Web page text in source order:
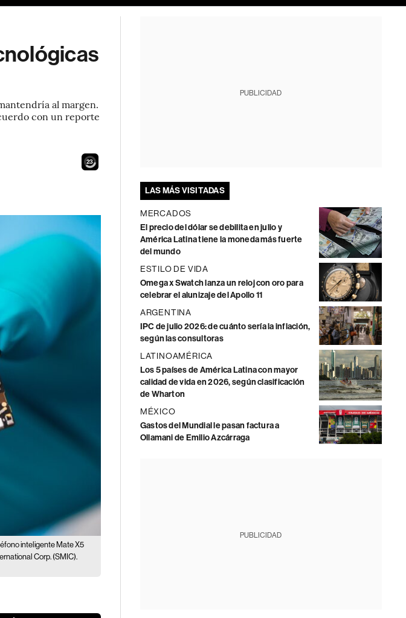
al margen.
con un reporte
22
inteligente Mate X5
Corp. (SMIC).
PUBLICIDAD
LAS MÁS VISITADAS
MERCADOS
El precio del dólar se debilita en julio y
América Latina tiene la moneda más fuerte
del mundo
ESTILO DE VIDA
Omega x Swatch lanza un reloj con oro para
celebrar el alunizaje del Apollo 11
ARGENTINA
IPC de julio 2026: de cuánto sería la inflación,
según las consultoras
LATINOAMÉRICA
Los 5 países de América Latina con mayor
calidad de vida en 2026, según clasificación
de Wharton
MÉXICO
Gastos del Mundial le pasan factura a
Ollamani de Emilio Azcárraga
PUBLICIDAD